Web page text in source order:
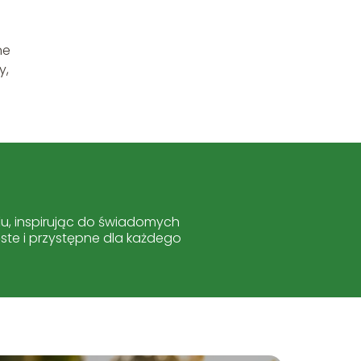
inspirując do świadomych
i przystępne dla każdego